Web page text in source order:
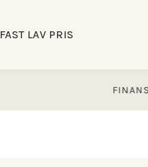
FAST LAV PRIS